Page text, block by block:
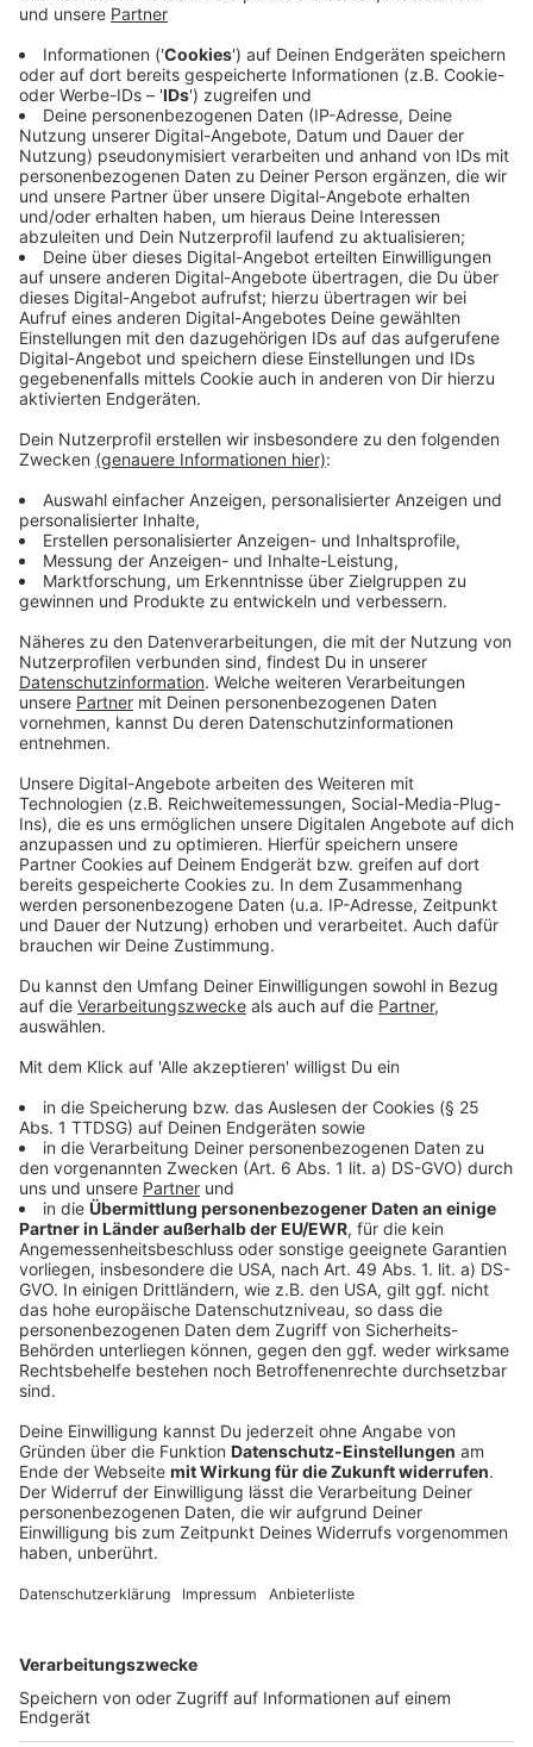
keine gefährlichen Gegenstände oder Waffen dabei
kontrolliert werden.
Anzeige
Immer wieder werden Waffen entdeckt
Anzeige
Immer wieder finden Bundespolizistinnen und
Bundespolizisten bei Kontrollen von Reisenden
unterschiedlichste Waffen und gefährliche
Gegenstände. Oft werden die sichergestellten Messer
und vereinzelt (Schreck-)Schusswaffen nicht für
Straftaten verwandt, sondern als Abschreckung und
zur Verteidigung mitgeführt. Die
Bundespolizeidirektion Sankt Augustin beobachtet
diese Verhaltensweise in ihrem Zuständigkeitsbereich
sehr kritisch und hat daher für das Wochenende
6.-8.5.2022 an den Hauptbahnhöfen in Köln, Bonn und
Siegen sowie an den Bahnhöfen in Köln Süd und
Siegburg/Bonn eine Allgemeinverfügung "zum Verbot
des Mitführens von Schusswaffen,
Schreckschusswaffen, Hieb- und Stichwaffen sowie
Messern aller Art", eine sogenannte
Waffenverbotszone, erlassen. Mit besonderem
Augenmerk auf gefährliche Gegenstände und Waffen,
werden Einsatzkräfte der Bundespolizei im o.g.
Zeitraum von jeweils 18 - 6 Uhr verstärkte Kontrollen
in den betreffenden Bahnhöfen durchführen und wenn
nötig Platzverweise aussprechen sowie Zwangsgelder
erheben.
Anzeige
Anzeige
Die Anzahl festgestellter Gewaltdelikte auf
Bahnanlagen bewegt sich bundesweit seit Jahren auf
anhaltend hohem Niveau. Allein im
Zuständigkeitsbereich der Inspektion Köln
verzeichnete die Bundespolizei seit Oktober 2021
über 180 Vorgänge, die in Zusammenhang mit Waffen
oder anderen gefährlichen Gegenständen standen.
Einen besonderen Schwerpunkt bildet hierbei das
Mitführen von Messern unterschiedlichster Art. Neben
Einhand-, Butterfly-, Cutter-, Klapp-, Brot-, Spring- oder
Kampfmessern sind es zunehmend auch alltägliche
Küchenmesser, die Bahnreisende nach eigener
Aussage oft zum Schutz und für "das Gefühl der
möglichen Alkoholkonsum oder er Einnahme anderer
und steigt die Gewaltintensität, die sich nicht nur
gegen Reisende sondern auch gegen Einsatzkräfte
richtet.